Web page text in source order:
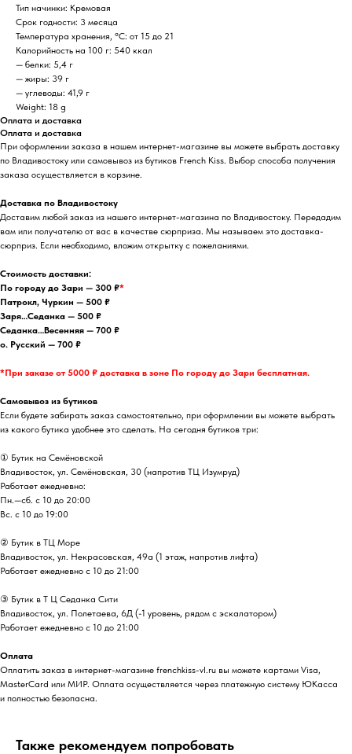
Тип начинки: Кремовая
Срок годности: 3 месяца
Температура хранения, °C: от 15 до 21
Калорийность на 100 г: 540 ккал
— белки: 5,4 г
— жиры: 39 г
— углеводы: 41,9 г
Weight: 18 g
Оплата и доставка
Оплата и доставка
При оформлении заказа в нашем интернет-магазине вы можете выбрать доставку
по Владивостоку или самовывоз из бутиков French Kiss. Выбор способа получения
заказа осуществляется в корзине.
Доставка по Владивостоку
Доставим любой заказ из нашего интернет-магазина по Владивостоку. Передадим
вам или получателю от вас в качестве сюрприза. Мы называем это доставка-
сюрприз. Если необходимо, вложим открытку с пожеланиями.
Стоимость доставки:
По городу до Зари — 300 ₽*
Патрокл, Чуркин — 500 ₽
Заря…Седанка — 500 ₽
Седанка…Весенняя — 700 ₽
о. Русский — 700 ₽
*При заказе от 5000 ₽ доставка в зоне По городу до Зари бесплатная.
Самовывоз из бутиков
Если будете забирать заказ самостоятельно, при оформлении вы можете выбрать
из какого бутика удобнее это сделать. На сегодня бутиков три:
① Бутик на Семёновской
Владивосток, ул. Семёновская, 30 (напротив ТЦ Изумруд)
Работает ежедневно:
Пн.—сб. с 10 до 20:00
Вс. с 10 до 19:00
② Бутик в ТЦ Море
Владивосток, ул. ​Некрасовская, 49а (1 этаж, напротив лифта)
Работает ежедневно с 10 до 21:00
③ Бутик в Т Ц Седанка Сити
Владивосток, ул. Полетаева, 6Д (-1 уровень, рядом с эскалатором)
Работает ежедневно с 10 до 21:00
Оплата
Оплатить заказ в интернет-магазине frenchkiss-vl.ru вы можете картами Visa,
MasterCard или МИР. Оплата осуществляется через платежную систему ЮКасса
и полностью безопасна.
Также рекомендуем попробовать